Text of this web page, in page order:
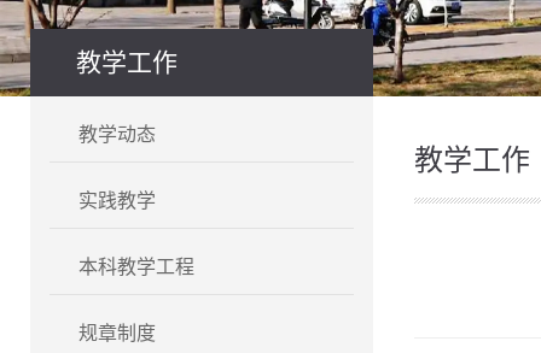
教学工作
教学动态
实践教学
本科教学工程
规章制度
教学工作